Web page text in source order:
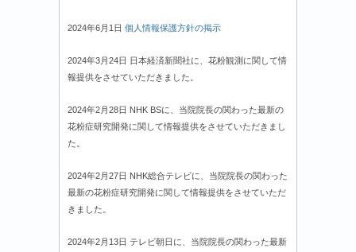
2024年6月1日 個人情報保護方針の掲示
2024年3月24日 日本経済新聞社に、花粉観測に関して情
報提供をさせていただきました。
2024年2月28日 NHK BSに、当院院長の関わった最新の
花粉症研究開発に関して情報提供をさせていただきまし
た。
2024年2月27日 NHK総合テレビに、当院院長の関わった
最新の花粉症研究開発に関して情報提供をさせていただ
きました。
2024年2月13日 テレビ朝日に、当院院長の関わった最新